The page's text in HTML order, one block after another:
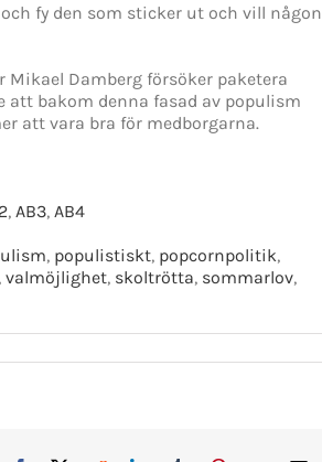
fy den som sticker ut och vill någon
Damberg försöker paketera
bakom denna fasad av populism
att vara bra för medborgarna.
, AB3, AB4
, populistiskt, popcornpolitik,
, valmöjlighet, skoltrötta, sommarlov,